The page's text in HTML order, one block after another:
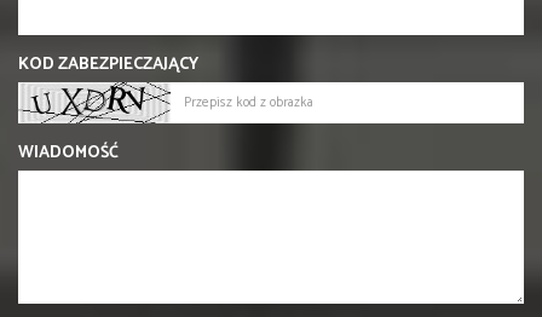
KOD ZABEZPIECZAJĄCY
WIADOMOŚĆ